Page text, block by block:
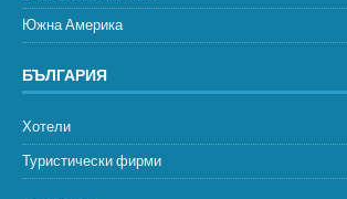
Южна Америка
БЪЛГАРИЯ
Хотели
Туристически фирми